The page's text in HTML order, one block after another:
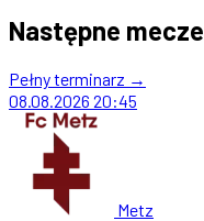
Następne mecze
Pełny terminarz →
08.08.2026 20:45
Metz